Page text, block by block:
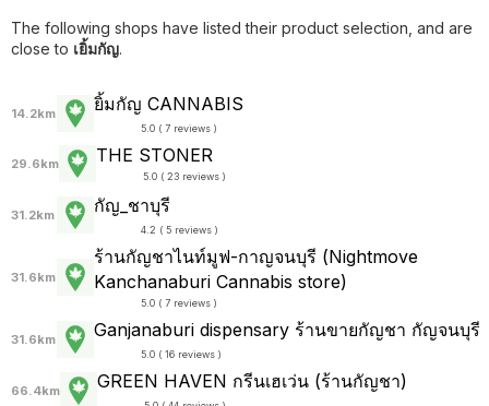
The following shops have listed their product selection, and are
close to เยิ้มกัญ.
14.2km ยิ้มกัญ CANNABIS
5.0 ( 7 reviews )
29.6km THE STONER
5.0 ( 23 reviews )
31.2km กัญ_ชาบุรี
4.2 ( 5 reviews )
31.6km
ร้านกัญชาไนท์มูฟ-กาญจนบุรี (Nightmove
Kanchanaburi Cannabis store)
5.0 ( 7 reviews )
31.6km Ganjanaburi dispensary ร้านขายกัญชา กัญจนบุรี
5.0 ( 16 reviews )
66.4km GREEN HAVEN กรีนเฮเว่น (ร้านกัญชา)